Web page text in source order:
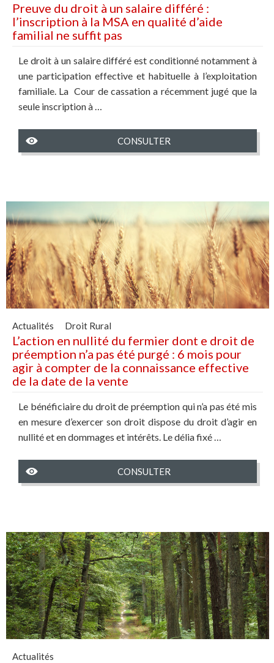
Preuve du droit à un salaire différé :
l’inscription à la MSA en qualité d’aide
familial ne suffit pas
Le droit à un salaire différé est conditionné notamment à
une participation effective et habituelle à l’exploitation
familiale. La Cour de cassation a récemment jugé que la
seule inscription à …
CONSULTER
Actualités Droit Rural
L’action en nullité du fermier dont e droit de
préemption n’a pas été purgé : 6 mois pour
agir à compter de la connaissance effective
de la date de la vente
Le bénéficiaire du droit de préemption qui n’a pas été mis
en mesure d’exercer son droit dispose du droit d’agir en
nullité et en dommages et intérêts. Le délia fixé …
CONSULTER
Actualités